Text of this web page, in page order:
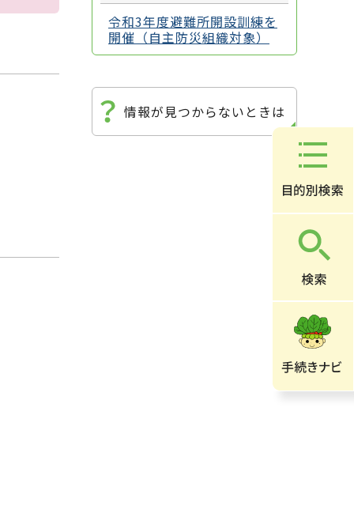
令和3年度避難所開設訓練を
開催（自主防災組織対象）
情報が見つからないときは